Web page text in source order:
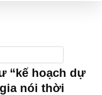
“kế hoạch dự
nói thời